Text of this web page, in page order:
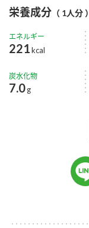
栄養成分 （ 1人分 ）
エネルギー
221 kcal
炭水化物
7.0g